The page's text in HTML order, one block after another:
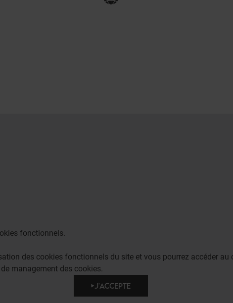
fonctionnels.
des cookies fonctionnels du site et vous pourrez accéder
management des cookies.
J'ACCEPTE